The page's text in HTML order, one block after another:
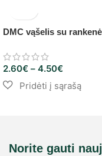
DMC vąšelis su
2.60€ – 4.50€
Norite gauti